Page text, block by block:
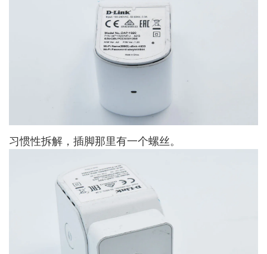
习惯性拆解，插脚那里有一个螺丝。